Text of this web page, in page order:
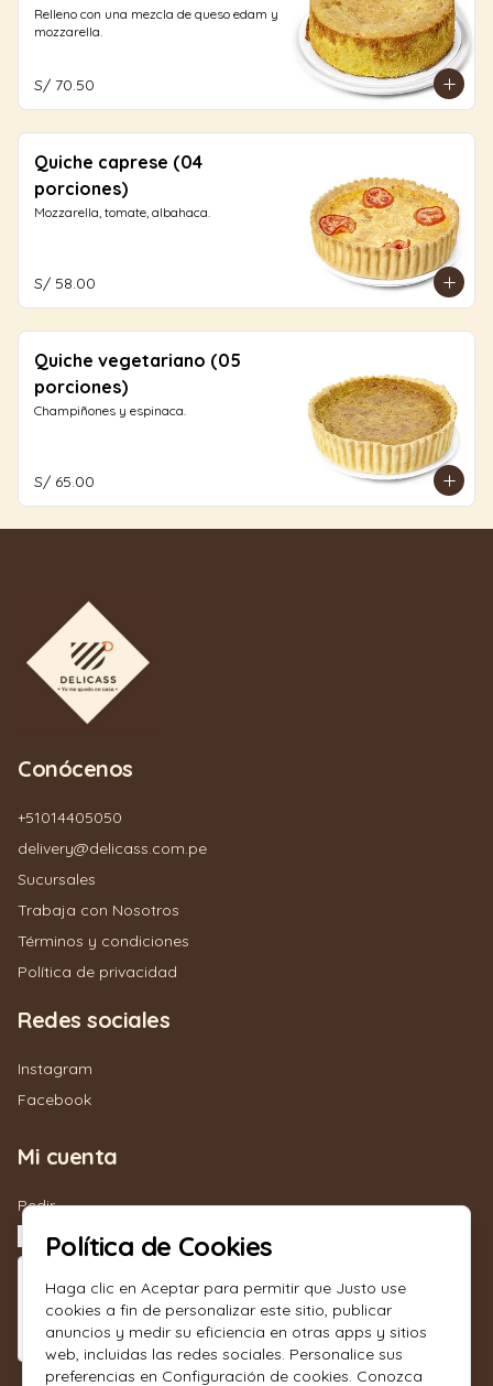
Relleno con una mezcla de queso edam y
mozzarella.
S/ 70.50
Quiche caprese (04
porciones)
Mozzarella, tomate, albahaca.
S/ 58.00
Quiche vegetariano (05
porciones)
Champiñones y espinaca.
S/ 65.00
Conócenos
+51014405050
delivery@delicass.com.pe
Sucursales
Trabaja con Nosotros
Términos y condiciones
Política de privacidad
Redes sociales
Instagram
Facebook
Mi cuenta
Pedir
Iniciar sesión
Política de Cookies
Haga clic en Aceptar para permitir que Justo use
cookies a fin de personalizar este sitio, publicar
anuncios y medir su eficiencia en otras apps y sitios
web, incluidas las redes sociales. Personalice sus
preferencias en Configuración de cookies. Conozca